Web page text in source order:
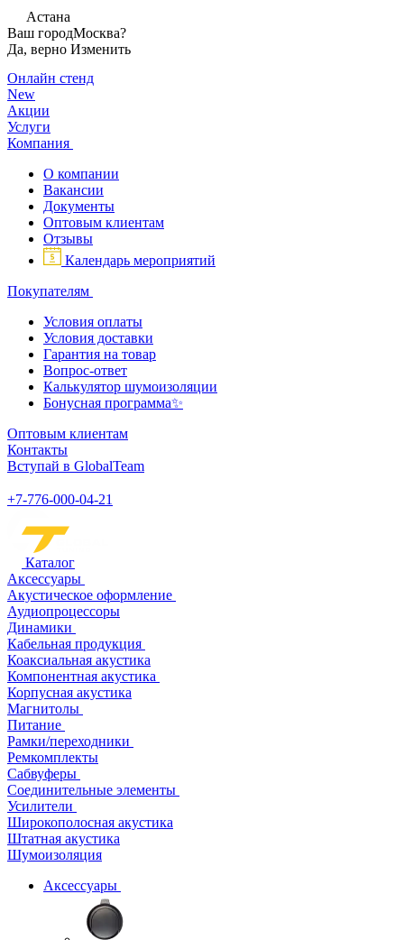
Астана
Ваш городМосква?
Да, верно Изменить
Онлайн стенд
New
Акции
Услуги
Компания
О компании
Вакансии
Документы
Оптовым клиентам
Отзывы
Календарь мероприятий
Покупателям
Условия оплаты
Условия доставки
Гарантия на товар
Вопрос-ответ
Калькулятор шумоизоляции
Бонусная программа✨
Оптовым клиентам
Контакты
Вступай в GlobalTeam
+7-776-000-04-21
Каталог
Аксессуары
Акустическое оформление
Аудиопроцессоры
Динамики
Кабельная продукция
Коаксиальная акустика
Компонентная акустика
Корпусная акустика
Магнитолы
Питание
Рамки/переходники
Ремкомплекты
Сабвуферы
Соединительные элементы
Усилители
Широкополосная акустика
Штатная акустика
Шумоизоляция
Аксессуары